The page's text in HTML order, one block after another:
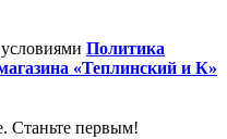
Политика
«Теплинский и К»
Станьте первым!